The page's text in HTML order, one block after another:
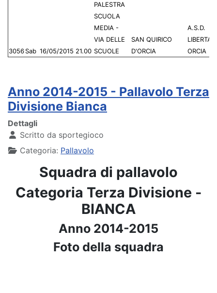
3056Sab 16/05/2015 21.00
PALESTRA
SCUOLA
MEDIA -
VIA DELLE
SCUOLE
SAN QUIRICO
D'ORCIA
A.S.D.
LIBERTAS
ORCIA
Anno 2014-2015 - Pallavolo Terza
Divisione Bianca
Dettagli
Scritto da sportegioco
Categoria: Pallavolo
Squadra di pallavolo
Categoria Terza Divisione -
BIANCA
Anno 2014-2015
Foto della squadra